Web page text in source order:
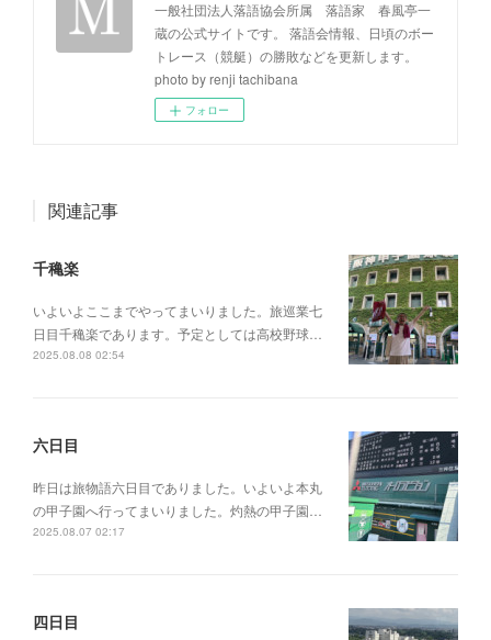
一般社団法人落語協会所属 落語家 春風亭一
蔵の公式サイトです。 落語会情報、日頃のボー
トレース（競艇）の勝敗などを更新します。
photo by renji tachibana
フォロー
関連記事
千穐楽
いよいよここまでやってまいりました。旅巡業七
日目千穐楽であります。予定としては高校野球…
2025.08.08 02:54
六日目
昨日は旅物語六日目でありました。いよいよ本丸
の甲子園へ行ってまいりました。灼熱の甲子園…
2025.08.07 02:17
四日目